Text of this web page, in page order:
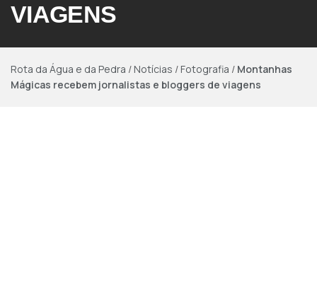
VIAGENS
Rota da Água e da Pedra /Notícias /Fotografia / Montanhas
Mágicas recebem jornalistas e bloggers de viagens